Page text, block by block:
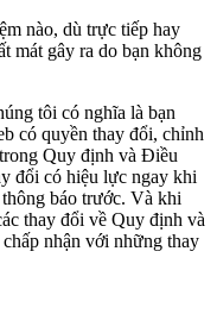
nào, dù trực tiếp hay
mát gây ra do bạn không
tôi có nghĩa là bạn
có quyền thay đổi, chỉnh
Quy định và Điều
đổi có hiệu lực ngay khi
báo trước. Và khi
thay đổi về Quy định và
nhận với những thay